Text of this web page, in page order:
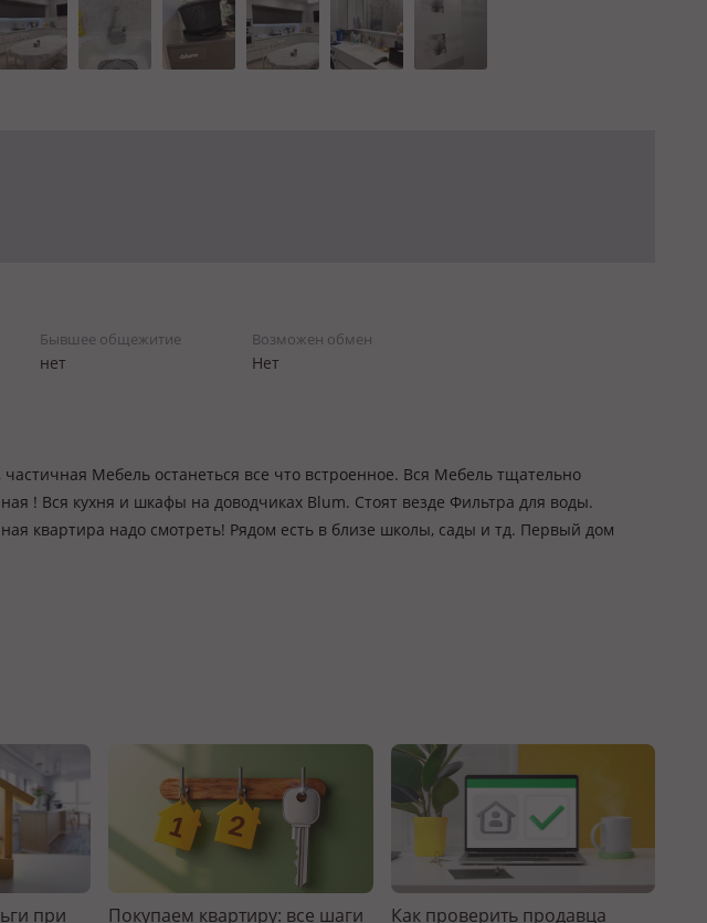
Бывшее общежитие
нет
Возможен обмен
Нет
Мебель останеться все что встроенное. Вся Мебель тщательно
! Вся кухня и шкафы на доводчиках Blum. Стоят везде Фильтра для воды.
квартира надо смотреть! Рядом есть в близе школы, сады и тд. Первый дом
при
Покупаем квартиру: все шаги
Как проверить продавца